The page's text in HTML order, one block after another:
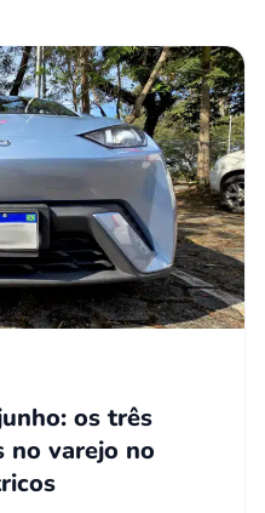
os três
no varejo no